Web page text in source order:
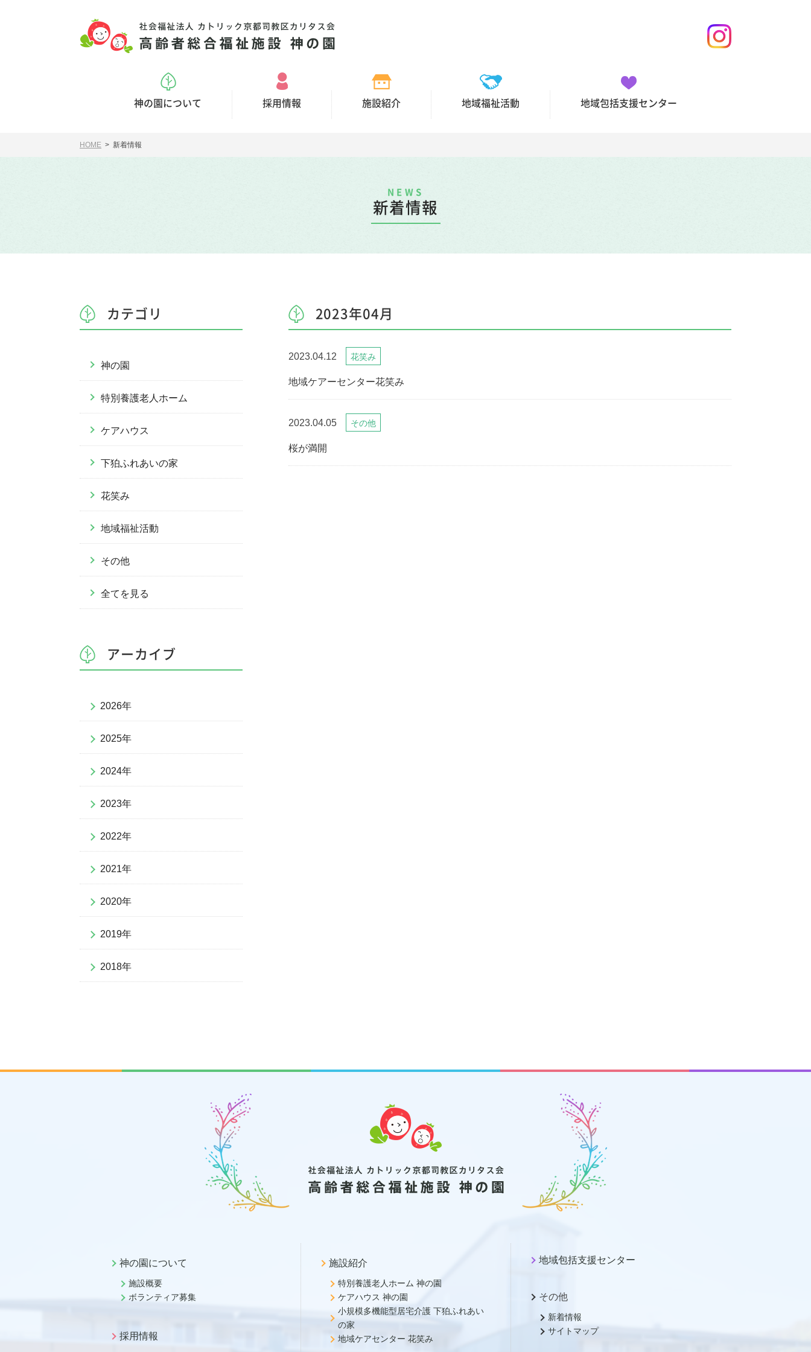
神の園について 採用情報 施設紹介 地域福祉活動 地域包括支援センター
HOME > 新着情報
NEWS
新着情報
2023年04月
2023.04.12 花笑み
地域ケアーセンター花笑み
2023.04.05 その他
桜が満開
カテゴリ
神の園
特別養護老人ホーム
ケアハウス
下狛ふれあいの家
花笑み
地域福祉活動
その他
全てを見る
アーカイブ
2026年
2025年
2024年
2023年
2022年
2021年
2020年
2019年
2018年
神の園について
施設概要
ボランティア募集
採用情報
施設紹介
特別養護老人ホーム 神の園
ケアハウス 神の園
小規模多機能型居宅介護 下狛ふれあい
の家
地域ケアセンター 花笑み
地域包括支援センター
その他
新着情報
サイトマップ